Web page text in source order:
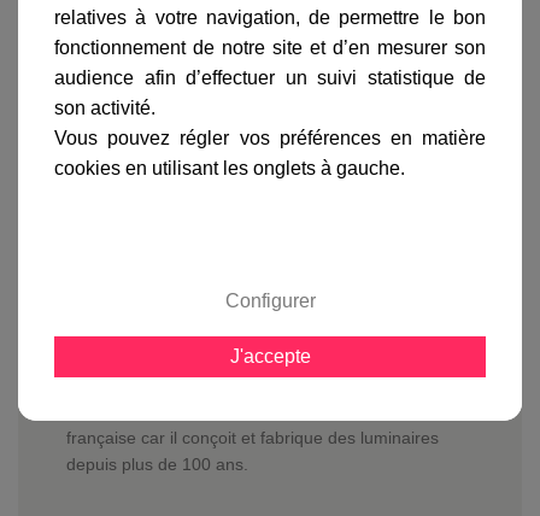
gamme complète
avis clients
Suspension Aubanne Bleue
opale pour un éclairage doux et chaleureux.
économie d'énergie ou d'une ampoule LED dont la
française car il conçoit et fabrique des luminaires
depuis plus de 100 ans.
relatives à votre navigation, de permettre le bon
fonctionnement de notre site et d’en mesurer son
audience afin d’effectuer un suivi statistique de
son activité.
Vous pouvez régler vos préférences en matière
cookies en utilisant les onglets à gauche.
Configurer
J'accepte